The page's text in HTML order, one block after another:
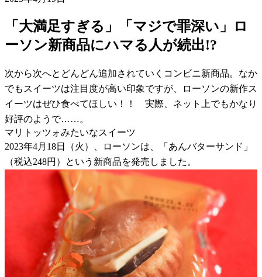
「大満足すぎる」「マジで罪深い」ロ
ーソン新商品にハマる人が続出!?
次から次へとどんどん追加されていくコンビニ新商品。なか
でもスイーツは注目度が高い印象ですが、ローソンの新作ス
イーツはぜひ食べてほしい！！ 実際、ネット上でもかなり
好評のようで……。
マリトッツォみたいなスイーツ
2023年4月18日（火）、ローソンは、「あんバターサンド」
（税込248円）という新商品を発売しました。